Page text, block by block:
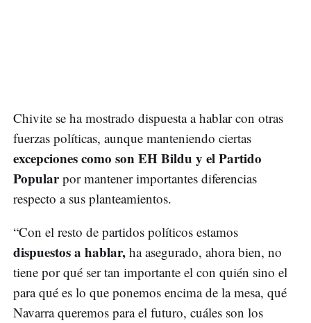
Chivite se ha mostrado dispuesta a hablar con otras
fuerzas políticas, aunque manteniendo ciertas
excepciones como son EH Bildu y el Partido
Popularpor mantener importantes diferencias
respecto a sus planteamientos.
“Con el resto de partidos políticos estamos
dispuestos a hablar, ha asegurado, ahora bien, no
tiene por qué ser tan importante el con quién sino el
para qué es lo que ponemos encima de la mesa, qué
Navarra queremos para el futuro, cuáles son los